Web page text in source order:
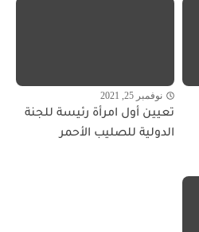
نوفمبر 25, 2021
تعيين أول امرأة رئيسة للجنة
الدولية للصليب الأحمر